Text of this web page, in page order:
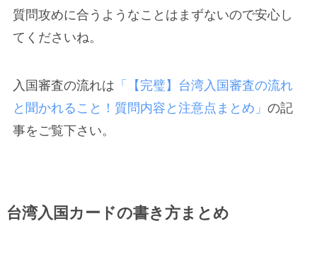
質問攻めに合うようなことはまずないので安心し
てくださいね。
入国審査の流れは 「【完璧】台湾入国審査の流れ
と聞かれること！質問内容と注意点まとめ」 の記
事をご覧下さい。
台湾入国カードの書き方まとめ